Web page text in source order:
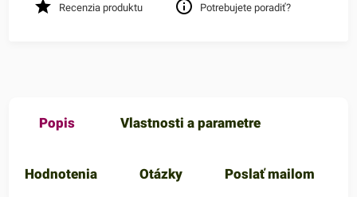
Recenzia produktu Potrebujete poradiť?
Popis Vlastnosti a parametre
Hodnotenia Otázky Poslať mailom